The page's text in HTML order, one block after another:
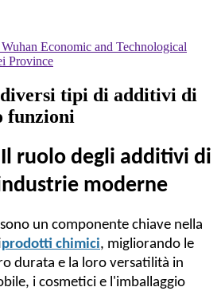
Economic and Technological
Province
tipi di additivi di
funzioni
ruolo degli additivi di
moderne
un componente chiave nella
prodotti chimici, migliorando le
durata e la loro versatilità in
i cosmetici e l'imballaggio